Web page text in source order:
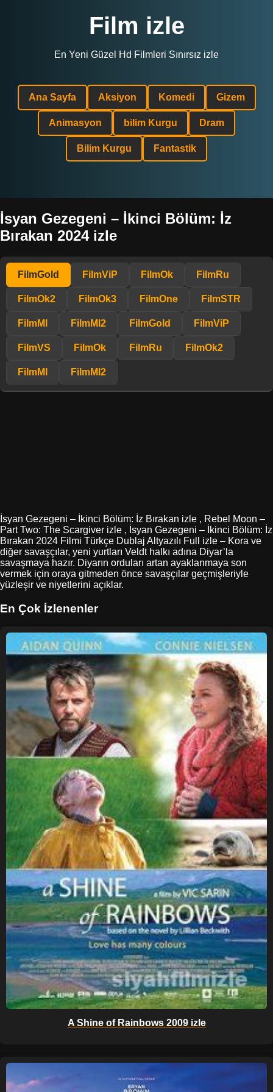
Film izle
En Yeni Güzel Hd Filmleri Sınırsız izle
Ana Sayfa Aksiyon Komedi Gizem
Animasyon bilim Kurgu Dram
Bilim Kurgu Fantastik
İsyan Gezegeni – İkinci Bölüm: İz
Bırakan 2024 izle
FilmGold FilmViP FilmOk FilmRu
FilmOk2 FilmOk3 FilmOne FilmSTR
FilmMl FilmMl2 FilmGold FilmViP
FilmVS FilmOk FilmRu FilmOk2
FilmMl FilmMl2
İsyan Gezegeni – İkinci Bölüm: İz Bırakan izle , Rebel Moon –
Part Two: The Scargiver izle , İsyan Gezegeni – İkinci Bölüm: İz
Bırakan 2024 Filmi Türkçe Dublaj Altyazılı Full izle – Kora ve
diğer savaşçılar, yeni yurtları Veldt halkı adına Diyar’la
savaşmaya hazır. Diyarın orduları artan ayaklanmaya son
vermek için oraya gitmeden önce savaşçılar geçmişleriyle
yüzleşir ve niyetlerini açıklar.
En Çok İzlenenler
A Shine of Rainbows 2009 izle